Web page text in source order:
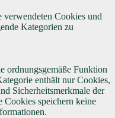
Cookies und
Kategorien zu
ordnungsgemäße Funktion
enthält nur Cookies,
Sicherheitsmerkmale der
Cookies speichern keine